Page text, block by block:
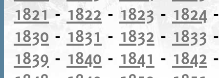
1821-1822 - 1823 - 1824
1830 - 1831 - 1832 - 1833
1839 - 1840 - 1841 - 1842